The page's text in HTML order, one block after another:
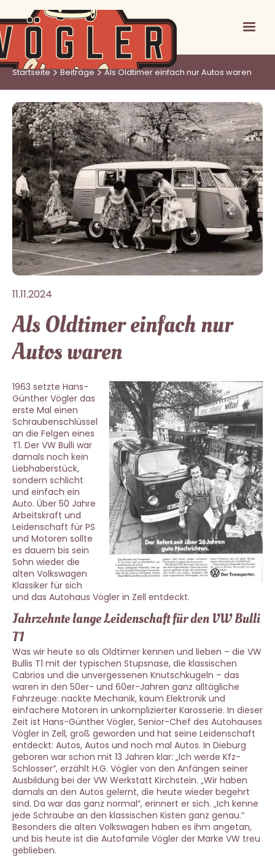
Startseite Beiträge Als Oldtimer einfach nur Autos waren
11.11.2024
Als Oldtimer einfach nur
Autos waren
1963 setzte Hans-
Günther Vögler das
erste Mal einen
Schraubenschlüssel
an die Felgen eines
T1. Der VW Bulli war
damals noch kein
Liebhaberstück,
sondern schlicht
und einfach ein
Auto. Über 50 Jahre
Arbeitskraft und
Leidenschaft für PS
und Motoren sollte
es dauern bis sein
Sohn wieder die
alten Volkswagen
Klassiker für sich
und das Autohaus Vögler in Zell entdeckt.
Jahrzehnte lange Leidenschaft für den VW Bulli
T1
Was wir heute so als Oldtimer kennen und lieben – die VW
Bullis T1 mit der typischen Stupsnase, die klassischen
Cabrios und die unvergessenen Knutschkugeln – das
waren in den 50er- und 60er-Jahren ganz alltägliche
Fahrzeuge: nackte Mechanik, kaum Elektronik und
einfachere Motoren in unkomplizierter Karosserie. In dieser
Zeit ist Hans-Günther Vögler, Senior-Chef des Autohauses
Vögler in Zell, groß geworden und hat seine Leidenschaft
entdeckt: Autos, Autos und noch mal Autos. In Dieburg
geboren war schon mit 13 Jahren klar: „Ich werde Kfz-
Schlosser“, erzählt H.G. Vögler von den Anfängen seiner
Ausbildung bei der VW Werkstatt Kirchstein. „Wir haben
damals an den Autos gelernt, die heute wieder begehrt
sind. Da war das ganz normal“, erinnert er sich. „Ich kenne
jede Schraube an den klassischen Kisten ganz genau.“
Besonders die alten Volkswagen haben es ihm angetan,
und bis heute ist die Autofamile Vögler der Marke VW treu
geblieben.